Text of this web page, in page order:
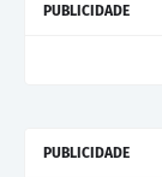
PUBLICIDADE
PUBLICIDADE